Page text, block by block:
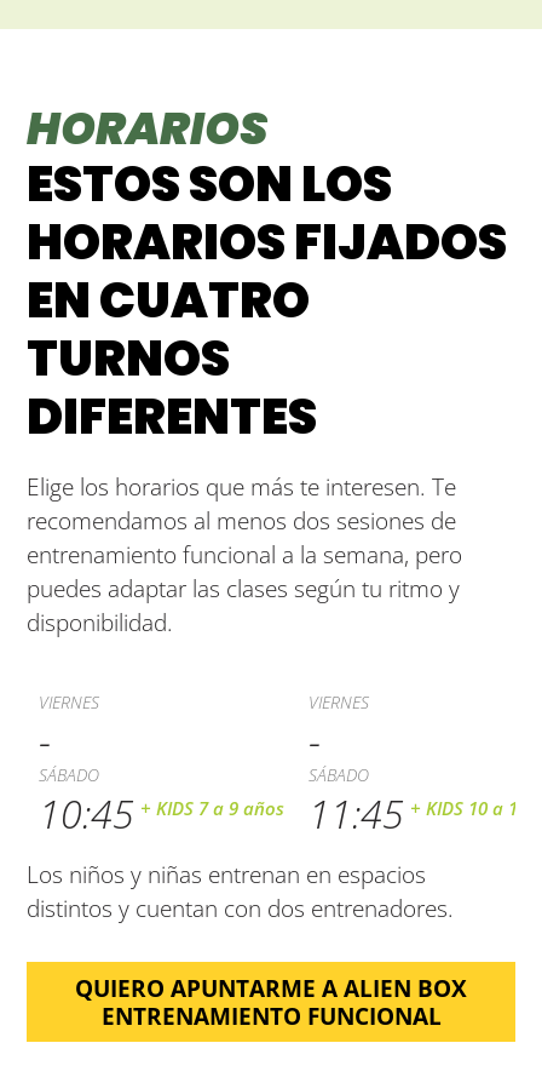
HORARIOS
ESTOS SON LOS
HORARIOS FIJADOS
EN CUATRO
TURNOS
DIFERENTES
Elige los horarios que más te interesen. Te
recomendamos al menos dos sesiones de
entrenamiento funcional a la semana, pero
puedes adaptar las clases según tu ritmo y
disponibilidad.
-
10:45 + KIDS 7 a 9 años
-
11:45 + KIDS 10 a 12
Los niños y niñas entrenan en espacios
distintos y cuentan con dos entrenadores.
QUIERO APUNTARME A ALIEN BOX
ENTRENAMIENTO FUNCIONAL